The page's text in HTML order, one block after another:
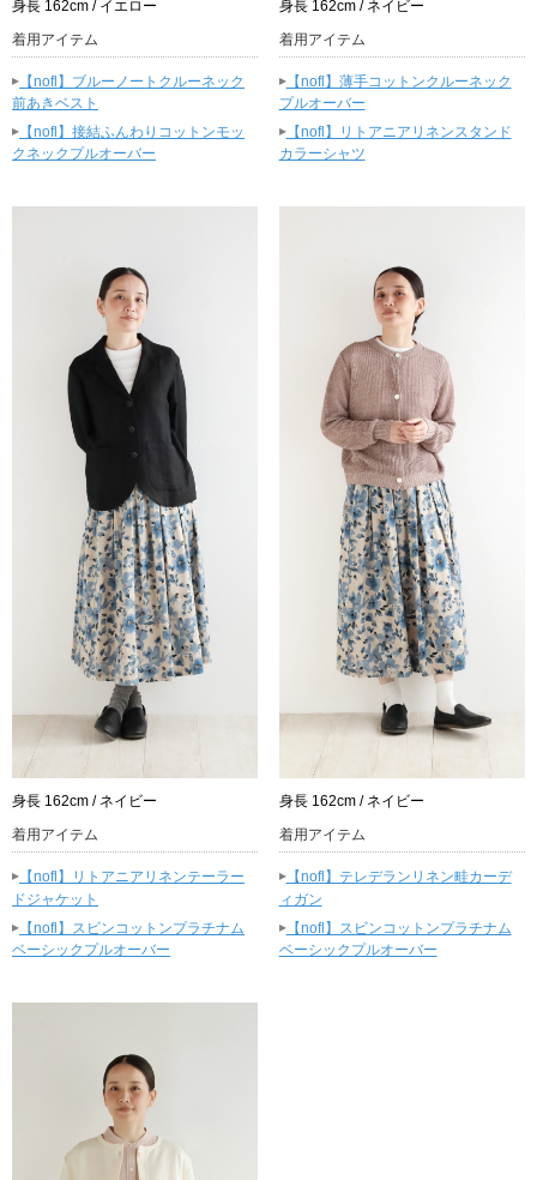
身長 162cm / イエロー
着用アイテム
▸ 【nofl】ブルーノートクルーネック
前あきベスト
▸ 【nofl】接結ふんわりコットンモッ
クネックプルオーバー
身長 162cm / ネイビー
着用アイテム
▸【nofl】薄手コットンクルーネック
プルオーバー
▸【nofl】リトアニアリネンスタンド
カラーシャツ
身長 162cm / ネイビー
着用アイテム
▸ 【nofl】リトアニアリネンテーラー
ドジャケット
▸ 【nofl】スビンコットンプラチナム
ベーシックプルオーバー
身長 162cm / ネイビー
着用アイテム
▸【nofl】テレデランリネン畦カーデ
ィガン
▸【nofl】スビンコットンプラチナム
ベーシックプルオーバー